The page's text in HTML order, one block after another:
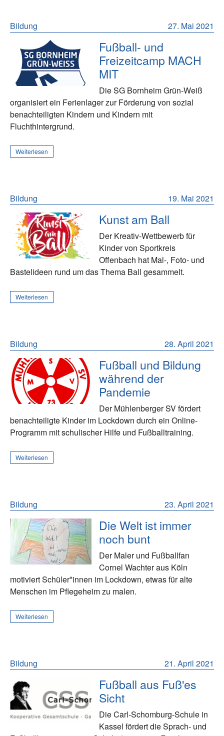
27. Mai 2021
Bildung
Fußball- und
Freizeitcamp MACH
MIT
Die SG Bornheim Grün-Weiß
organisiert ein Ferienlager zur Förderung von sozial
benachteiligten Kindern und Kindern mit
Fluchthintergrund.
Weiterlesen
19. Mai 2021
Bildung
Kunst am Ball
Der Kreativ-Wettbewerb für
Kinder von Sportkreis
Offenbach hat Mal-, Foto- und
Bastelideen rund um das Thema Ball gesammelt.
Weiterlesen
28. April 2021
Bildung
Fußball und Bildung
während der
Pandemie
Der Mühlenberger SV fördert
benachteiligte Kinder im Lockdown durch ein Online-
Programm mit schulischer Hilfe und Fußballtraining.
Weiterlesen
23. April 2021
Bildung
Die Welt ist immer
noch bunt
Der Maler und Fußballfan
Cornel Wachter aus Köln
motiviert Schüler*innen im Lockdown, etwas für alte
Menschen im Pflegeheim zu malen.
Weiterlesen
21. April 2021
Bildung
Fußball aus Fuß'es
Sicht
Die Carl-Schomburg-Schule in
Kassel fördert die Sprach- und